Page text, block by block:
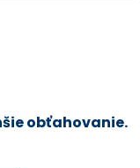
obťahovanie.